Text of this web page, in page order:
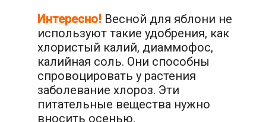
Интересно! Весной для яблони не
используют такие удобрения, как
хлористый калий, диаммофос,
калийная соль. Они способны
спровоцировать у растения
заболевание хлороз. Эти
питательные вещества нужно
вносить осенью.